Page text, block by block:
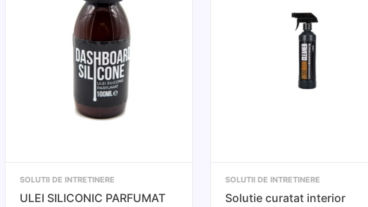
SOLUTII DE INTRETINERE
ULEI SILICONIC PARFUMAT
SOLUTII DE INTRETINERE
Solutie curatat interior